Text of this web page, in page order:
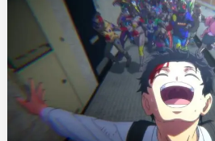
de
Reco:
7
animes
parecidos
a
ZOM